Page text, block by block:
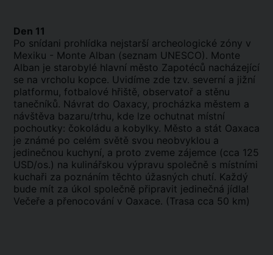
Den 11
Po snídani prohlídka nejstarší archeologické zóny v
Mexiku - Monte Alban (seznam UNESCO). Monte
Alban je starobylé hlavní město Zapotéců nacházející
se na vrcholu kopce. Uvidíme zde tzv. severní a jižní
platformu, fotbalové hřiště, observatoř a stěnu
tanečníků. Návrat do Oaxacy, procházka městem a
návštěva bazaru/trhu, kde lze ochutnat místní
pochoutky: čokoládu a kobylky. Město a stát Oaxaca
je známé po celém světě svou neobvyklou a
jedinečnou kuchyní, a proto zveme zájemce (cca 125
USD/os.) na kulinářskou výpravu společně s místními
kuchaři za poznáním těchto úžasných chutí. Každý
bude mít za úkol společně připravit jedinečná jídla!
Večeře a přenocování v Oaxace. (Trasa cca 50 km)